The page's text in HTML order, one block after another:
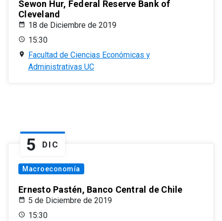
Sewon Hur, Federal Reserve Bank of
Cleveland
18 de Diciembre de 2019
15:30
Facultad de Ciencias Económicas y
Administrativas UC
5 DIC
Macroeconomía
Ernesto Pastén, Banco Central de Chile
5 de Diciembre de 2019
15:30